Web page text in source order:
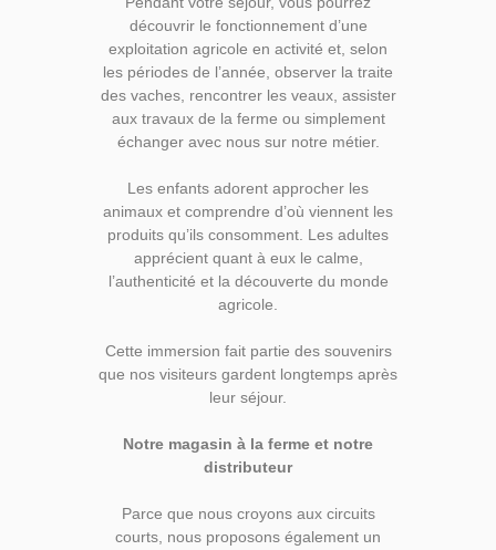
découvrir le fonctionnement d’une
exploitation agricole en activité et, selon
les périodes de l’année, observer la traite
des vaches, rencontrer les veaux, assister
aux travaux de la ferme ou simplement
échanger avec nous sur notre métier.
Les enfants adorent approcher les
animaux et comprendre d’où viennent les
produits qu’ils consomment. Les adultes
apprécient quant à eux le calme,
l’authenticité et la découverte du monde
agricole.
Cette immersion fait partie des souvenirs
que nos visiteurs gardent longtemps après
leur séjour.
Notre magasin à la ferme et notre
distributeur
Parce que nous croyons aux circuits
courts, nous proposons également un